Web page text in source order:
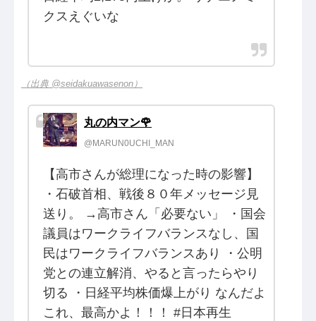
クスえぐいな
（出典 @seidakuawasenon）
丸の内マン🌹
@MARUN0UCHI_MAN
【高市さんが総理になった時の影響】
・石破首相、戦後８０年メッセージ見
送り。 →高市さん「必要ない」 ・国会
議員はワークライフバランスなし、国
民はワークライフバランスあり ・公明
党との連立解消、やると言ったらやり
切る ・日経平均株価爆上がり なんだよ
これ、最高かよ！！！ #日本再生